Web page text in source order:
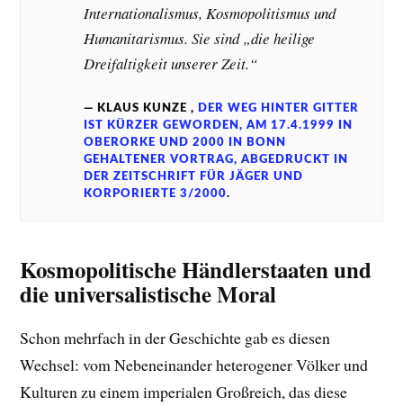
Internationalismus, Kosmopolitismus und
Humanitarismus. Sie sind „die hei­lige
Dreifaltigkeit unserer Zeit.“
KLAUS KUNZE ,
DER WEG HINTER GITTER
IST KÜRZER GEWORDEN, AM 17.4.1999 IN
OBERORKE UND 2000 IN BONN
GEHALTENER VORTRAG, ABGEDRUCKT IN
DER ZEITSCHRIFT FÜR JÄGER UND
KORPORIERTE 3/2000.
Kosmopolitische Händlerstaaten und
die universalistische Moral
Schon mehrfach in der Geschichte gab es diesen
Wechsel: vom Nebeneinander heterogener Völker und
Kulturen zu einem imperialen Großreich, das diese